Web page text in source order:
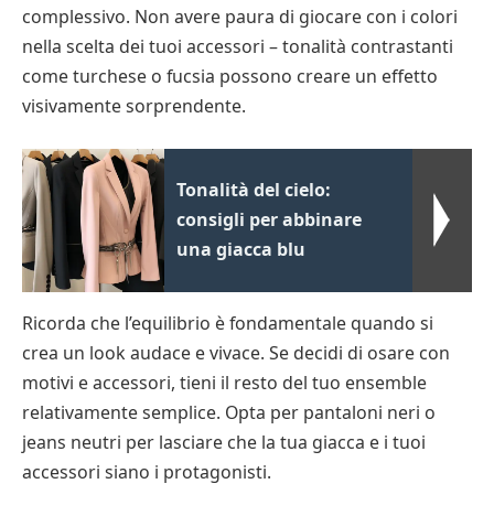
complessivo. Non avere paura di giocare con i colori
nella scelta dei tuoi accessori – tonalità contrastanti
come turchese o fucsia possono creare un effetto
visivamente sorprendente.
Tonalità del cielo:
consigli per abbinare
una giacca blu
Ricorda che l’equilibrio è fondamentale quando si
crea un look audace e vivace. Se decidi di osare con
motivi e accessori, tieni il resto del tuo ensemble
relativamente semplice. Opta per pantaloni neri o
jeans neutri per lasciare che la tua giacca e i tuoi
accessori siano i protagonisti.